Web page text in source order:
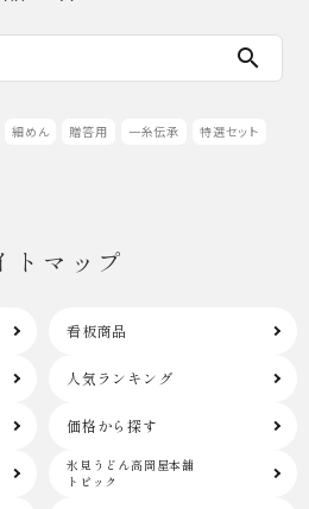
search
細めん 贈答用 一糸伝承 特選セット
トマップ
看板商品
人気ランキング
価格から探す
氷見うどん高岡屋本舗
トピック